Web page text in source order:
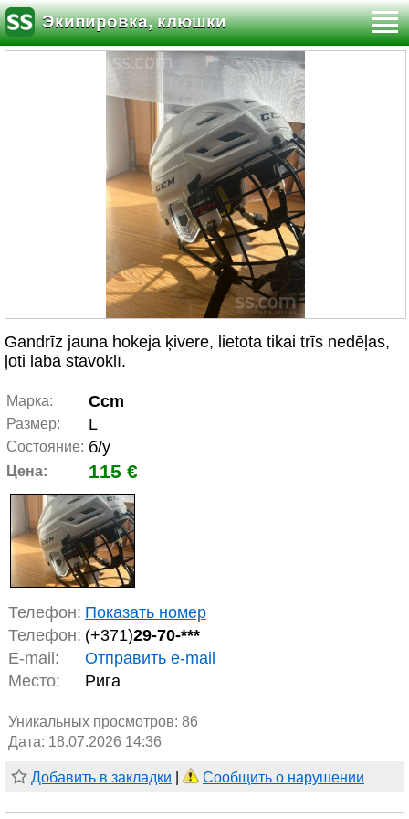
Экипировка, клюшки
Gandrīz jauna hokeja ķivere, lietota tikai trīs nedēļas,
ļoti labā stāvoklī.
Марка: Ccm
Размер: L
Состояние: б/у
Цена: 115 €
Телефон: Показать номер
Телефон: (+371)29-70-***
E-mail:
Отправить e-mail
Место:
Рига
Уникальных просмотров: 86
Дата: 18.07.2026 14:36
Добавить в закладки Сообщить о нарушении